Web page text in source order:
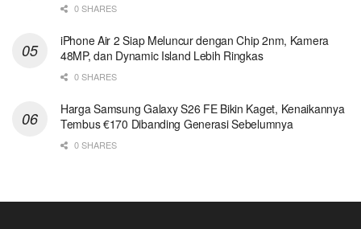
0 SHARES
iPhone Air 2 Siap Meluncur dengan Chip 2nm, Kamera
48MP, dan Dynamic Island Lebih Ringkas
0 SHARES
Harga Samsung Galaxy S26 FE Bikin Kaget, Kenaikannya
Tembus €170 Dibanding Generasi Sebelumnya
0 SHARES